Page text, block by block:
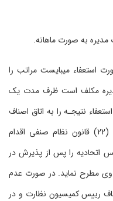
مدیره به صورت ماهانه.
استعفاء می‏بایست مراتب را
مدیره مکلف است ظرف مدت یک
نتیجـه را به اتاق اصناف
اعلام کند تا طبق ترتیبات تبصره (4) ماده (22) قانون نظام صنفی اقدام
اتحادیه را پس از پذیرش در
وی مطرح نماید. در صورت عدم
رییس کمیسیون نظارت و در